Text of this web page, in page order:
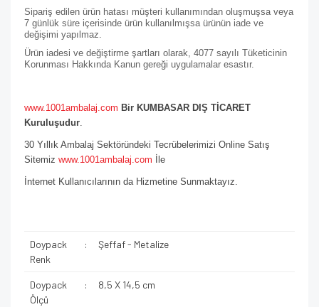
Sipariş edilen ürün hatası müşteri kullanımından oluşmuşsa veya
7 günlük süre içerisinde ürün kullanılmışsa ürünün iade ve
değişimi yapılmaz.
Ürün iadesi ve değiştirme şartları olarak, 4077 sayılı Tüketicinin
Korunması Hakkında Kanun gereği uygulamalar esastır.
www.1001ambalaj.com Bir KUMBASAR DIŞ TİCARET
Kuruluşudur.
30 Yıllık Ambalaj Sektöründeki Tecrübelerimizi Online Satış
Sitemiz www.1001ambalaj.com İle
İnternet Kullanıcılarının da Hizmetine Sunmaktayız.
Doypack
Renk
: Şeffaf - Metalize
Doypack
Ölçü
: 8,5 X 14,5 cm